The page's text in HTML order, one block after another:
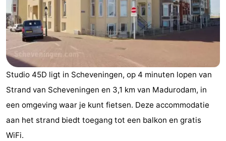
Nautisch
Centrum
Scheveningen
Bed
(&
breakfasts)
Campings
Hotels
-
Studio 45D ligt in Scheveningen, op 4 minuten lopen van
Strand van Scheveningen en 3,1 km van Madurodam, in
een omgeving waar je kunt fietsen. Deze accommodatie
aan het strand biedt toegang tot een balkon en gratis
WiFi.